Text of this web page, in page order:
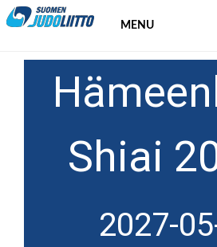
MENU
Shiai
2027-